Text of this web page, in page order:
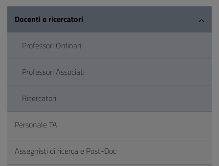
Docenti e ricercatori
Professori Ordinari
Professori Associati
Ricercatori
Personale TA
Assegnisti di ricerca e Post-Doc